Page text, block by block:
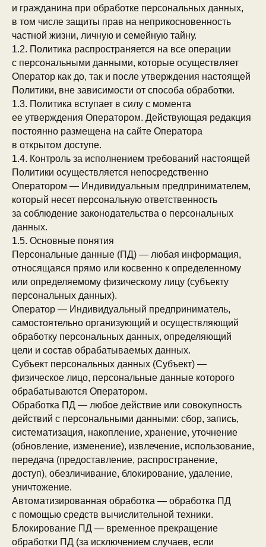
и гражданина при обработке персональных данных,
в том числе защиты прав на неприкосновенность
частной жизни, личную и семейную тайну.
1.2. Политика распространяется на все операции
с персональными данными, которые осуществляет
Оператор как до, так и после утверждения настоящей
Политики, вне зависимости от способа обработки.
1.3. Политика вступает в силу с момента
ее утверждения Оператором. Действующая редакция
постоянно размещена на сайте Оператора
в открытом доступе.
1.4. Контроль за исполнением требований настоящей
Политики осуществляется непосредственно
Оператором — Индивидуальным предпринимателем,
который несет персональную ответственность
за соблюдение законодательства о персональных
данных.
1.5. Основные понятия
Персональные данные (ПД) — любая информация,
относящаяся прямо или косвенно к определенному
или определяемому физическому лицу (субъекту
персональных данных).
Оператор — Индивидуальный предприниматель,
самостоятельно организующий и осуществляющий
обработку персональных данных, определяющий
цели и состав обрабатываемых данных.
Субъект персональных данных (Субъект) —
физическое лицо, персональные данные которого
обрабатываются Оператором.
Обработка ПД — любое действие или совокупность
действий с персональными данными: сбор, запись,
систематизация, накопление, хранение, уточнение
(обновление, изменение), извлечение, использование,
передача (предоставление, распространение,
доступ), обезличивание, блокирование, удаление,
уничтожение.
Автоматизированная обработка — обработка ПД
с помощью средств вычислительной техники.
Блокирование ПД — временное прекращение
обработки ПД (за исключением случаев, если